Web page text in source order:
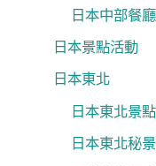
日本中部餐廳
日本景點活動
日本東北
日本東北景
日本東北秘景